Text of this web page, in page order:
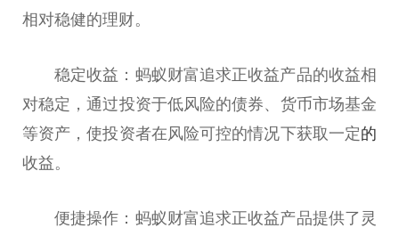
相对稳健的理财。
稳定收益：蚂蚁财富追求正收益产品的收益相
对稳定，通过投资于低风险的债券、货币市场基金
等资产，使投资者在风险可控的情况下获取一定的
收益。
便捷操作：蚂蚁财富追求正收益产品提供了灵